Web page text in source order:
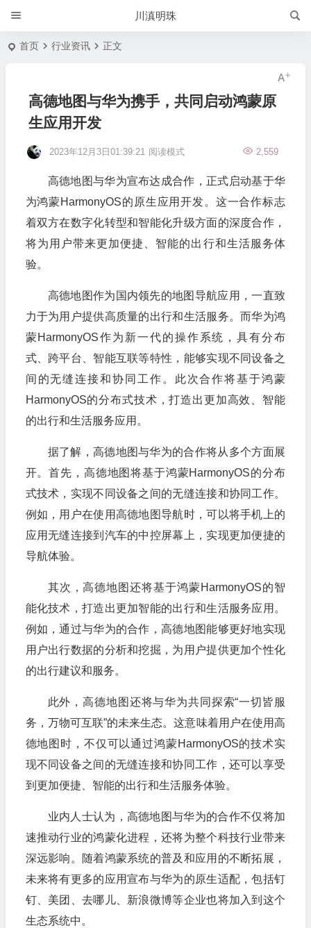
川滇明珠
首页 行业资讯 正文
高德地图与华为携手，共同启动鸿蒙原
生应用开发
2023年12月3日01:39:21 2,559
阅读模式
高德地图与华为宣布达成合作，正式启动基于华
为鸿蒙HarmonyOS的原生应用开发。这一合作标志
着双方在数字化转型和智能化升级方面的深度合作，
将为用户带来更加便捷、智能的出行和生活服务体
验。
高德地图作为国内领先的地图导航应用，一直致
力于为用户提供高质量的出行和生活服务。而华为鸿
蒙HarmonyOS作为新一代的操作系统，具有分布
式、跨平台、智能互联等特性，能够实现不同设备之
间的无缝连接和协同工作。此次合作将基于鸿蒙
HarmonyOS的分布式技术，打造出更加高效、智能
的出行和生活服务应用。
据了解，高德地图与华为的合作将从多个方面展
开。首先，高德地图将基于鸿蒙HarmonyOS的分布
式技术，实现不同设备之间的无缝连接和协同工作。
例如，用户在使用高德地图导航时，可以将手机上的
应用无缝连接到汽车的中控屏幕上，实现更加便捷的
导航体验。
其次，高德地图还将基于鸿蒙HarmonyOS的智
能化技术，打造出更加智能的出行和生活服务应用。
例如，通过与华为的合作，高德地图能够更好地实现
用户出行数据的分析和挖掘，为用户提供更加个性化
的出行建议和服务。
此外，高德地图还将与华为共同探索“一切皆服
务，万物可互联”的未来生态。这意味着用户在使用高
德地图时，不仅可以通过鸿蒙HarmonyOS的技术实
现不同设备之间的无缝连接和协同工作，还可以享受
到更加便捷、智能的出行和生活服务体验。
业内人士认为，高德地图与华为的合作不仅将加
速推动行业的鸿蒙化进程，还将为整个科技行业带来
深远影响。随着鸿蒙系统的普及和应用的不断拓展，
未来将有更多的应用宣布与华为的原生适配，包括钉
钉、美团、去哪儿、新浪微博等企业也将加入到这个
生态系统中。